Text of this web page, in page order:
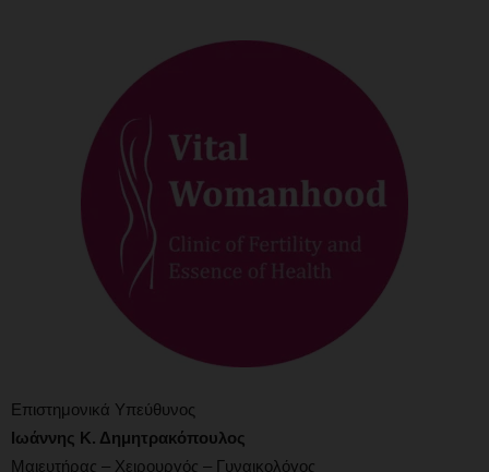
Επιστημονικά Υπεύθυνος
Ιωάννης Κ. Δημητρακόπουλος
Μαιευτήρας – Χειρουργός – Γυναικολόγος